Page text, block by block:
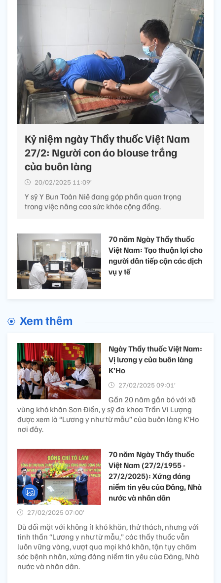
Kỷ niệm ngày Thầy thuốc Việt Nam
27/2: Người con áo blouse trắng
của buôn làng
20/02/2025 11:09’
Y sỹ Y Bun Toản Niê đang góp phần quan trọng
trong việc nâng cao sức khỏe cộng đồng.
70 năm Ngày Thầy thuốc
Việt Nam: Tạo thuận lợi cho
người dân tiếp cận các dịch
vụ y tế
Xem thêm
Ngày Thầy thuốc Việt Nam:
Vị lương y của buôn làng
K’Ho
27/02/2025 09:01’
Gần 20 năm gắn bó với xã
vùng khó khăn Sơn Điền, y sỹ đa khoa Trần Vi Lượng
được xem là “Lương y như từ mẫu” của buôn làng K’Ho
nơi đây.
70 năm Ngày Thầy thuốc
Việt Nam (27/2/1955 -
27/2/2025): Xứng đáng
niềm tin yêu của Đảng, Nhà
nước và nhân dân
27/02/2025 07:00’
Dù đối mặt với không ít khó khăn, thử thách, nhưng với
tinh thần “Lương y như từ mẫu,” các thầy thuốc vẫn
luôn vững vàng, vượt qua mọi khó khăn, tận tụy chăm
sóc bệnh nhân, xứng đáng niềm tin yêu của Đảng, Nhà
nước và nhân dân.